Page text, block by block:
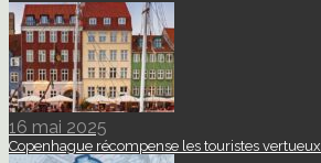
16 mai 2025
Copenhague récompense les touristes vertueux